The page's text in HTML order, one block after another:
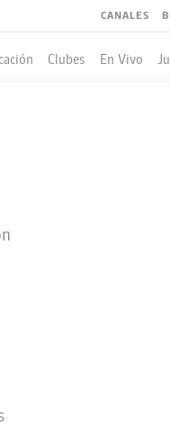
CANALES
Clubes En Vivo